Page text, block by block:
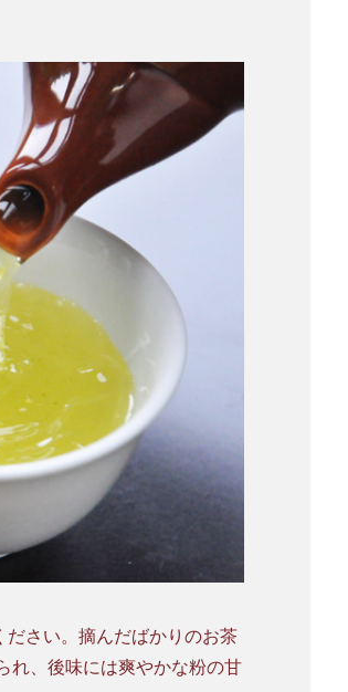
ださい。摘んだばかりのお茶